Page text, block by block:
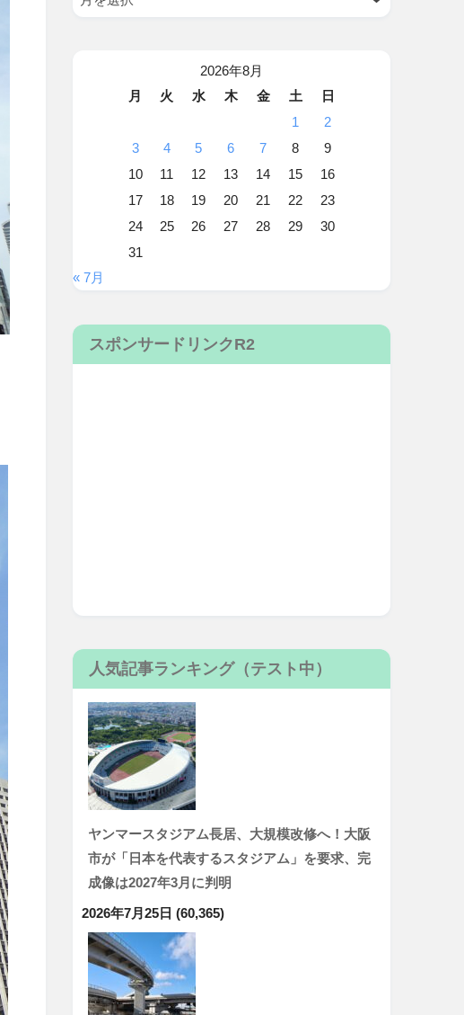
2026年8月
月
火 水 木 金 土
日
1
2
3
4 5 6 7 8
9
10
11 12 13 14 15
16
17
18 19 20 21 22
23
24
25 26 27 28 29
30
31
« 7月
スポンサードリンクR2
人気記事ランキング（テスト中）
ヤンマースタジアム長居、大規模改修へ！大阪
市が「日本を代表するスタジアム」を要求、完
成像は2027年3月に判明
2026年7月25日 (60,365)